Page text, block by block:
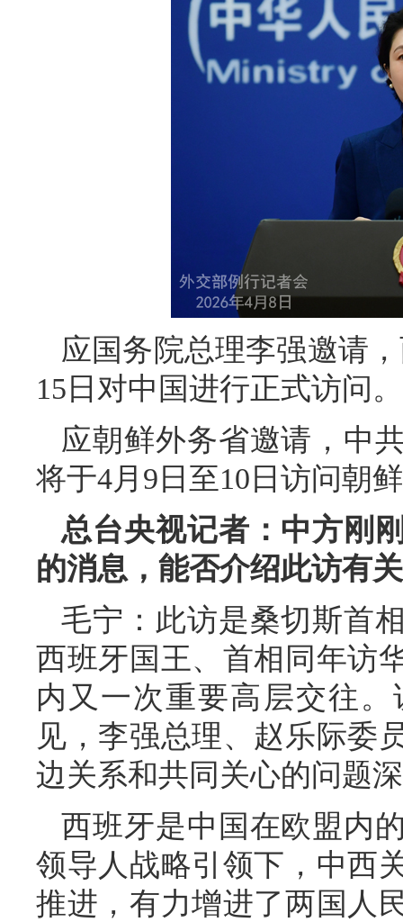
应国务院总理李强邀请
15日对中国进行正式访问。
应朝鲜外务省邀请，中
将于4月9日至10日访问朝
总台央视记者：中方刚
的消息，能否介绍此访有
毛宁：此访是桑切斯首
西班牙国王、首相同年访
内又一次重要高层交往
见，李强总理、赵乐际委
边关系和共同关心的问题
西班牙是中国在欧盟内
领导人战略引领下，中西
推进，有力增进了两国人